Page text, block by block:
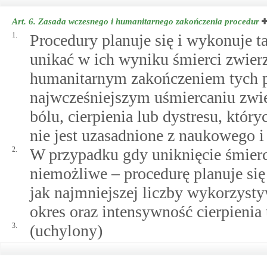
Art. 6. Zasada wczesnego i humanitarnego zakończenia procedur
1.
Procedury planuje się i wykonuje
unikać w ich wyniku śmierci
humanitarnym zakończeniem tych
najwcześniejszym uśmiercaniu
bólu, cierpienia lub dystresu,
nie jest uzasadnione z naukowego
2.
W przypadku gdy uniknięcie
niemożliwe – procedurę planuje
jak najmniejszej liczby
okres oraz intensywność
3. (uchylony)